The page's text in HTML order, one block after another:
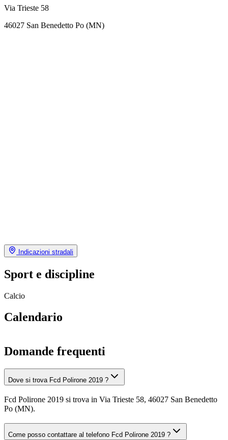
Via Trieste 58
46027 San Benedetto Po (MN)
Indicazioni stradali
Sport e discipline
Calcio
Calendario
Domande frequenti
Dove si trova Fcd Polirone 2019 ?
Fcd Polirone 2019 si trova in Via Trieste 58, 46027 San Benedetto
Po (MN).
Come posso contattare al telefono Fcd Polirone 2019 ?